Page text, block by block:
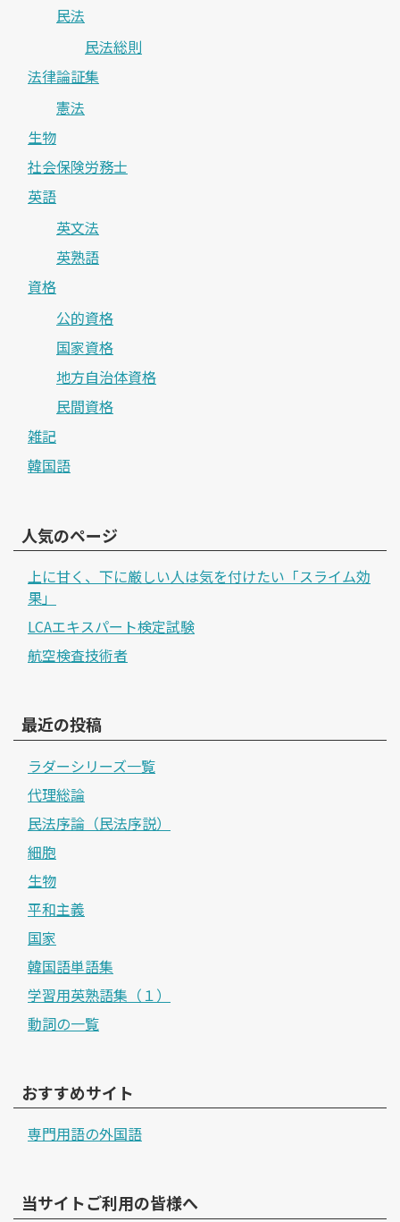
民法
民法総則
法律論証集
憲法
生物
社会保険労務士
英語
英文法
英熟語
資格
公的資格
国家資格
地方自治体資格
民間資格
雑記
韓国語
人気のページ
上に甘く、下に厳しい人は気を付けたい「スライム効
果」
LCAエキスパート検定試験
航空検査技術者
最近の投稿
ラダーシリーズ一覧
代理総論
民法序論（民法序説）
細胞
生物
平和主義
国家
韓国語単語集
学習用英熟語集（１）
動詞の一覧
おすすめサイト
専門用語の外国語
当サイトご利用の皆様へ